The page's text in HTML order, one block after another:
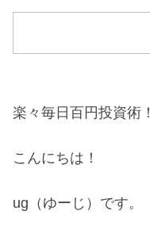
楽々毎日百円投資術！
こんにちは！
ug（ゆーじ）です。